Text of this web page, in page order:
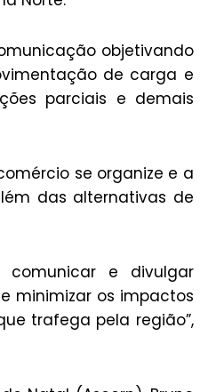
objetivando
de carga e
parciais e demais
se organize e a
das alternativas de
comunicar e divulgar
minimizar os impactos
trafega pela região”,